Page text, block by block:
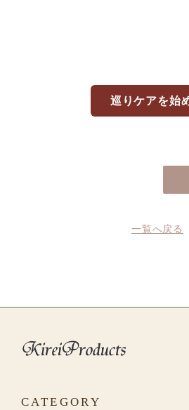
巡りケアを始
一覧へ戻る
CATEGORY